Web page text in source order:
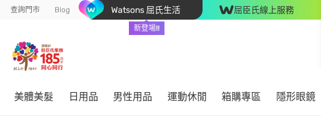
查詢門市 Blog Watsons 屈氏生活
新登場!!
屈臣氏線上服務
美體美髮 日用品 男性用品 運動休閒 箱購專區 隱形眼鏡